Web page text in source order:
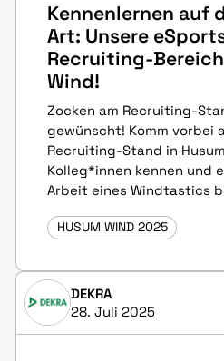
Kennenlernen auf
Art: Unsere
Recruiting-
Wind!
Zocken am Recruiting-
gewünscht! Komm vorbei
Recruiting-Stand in
Kolleg*innen kennen und
Arbeit eines Windtastics
HUSUM WIND 2025
DEKRA
28. Juli 2025